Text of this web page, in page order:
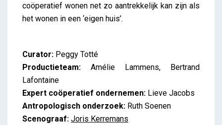
coöperatief wonen net zo aantrekkelijk kan zijn als
het wonen in een ‘eigen huis’.
Curator: Peggy Totté
Productieteam: Amélie Lammens, Bertrand
Lafontaine
Expert coöperatief ondernemen: Lieve Jacobs
Antropologisch onderzoek: Ruth Soenen
Scenograaf: Joris Kerremans